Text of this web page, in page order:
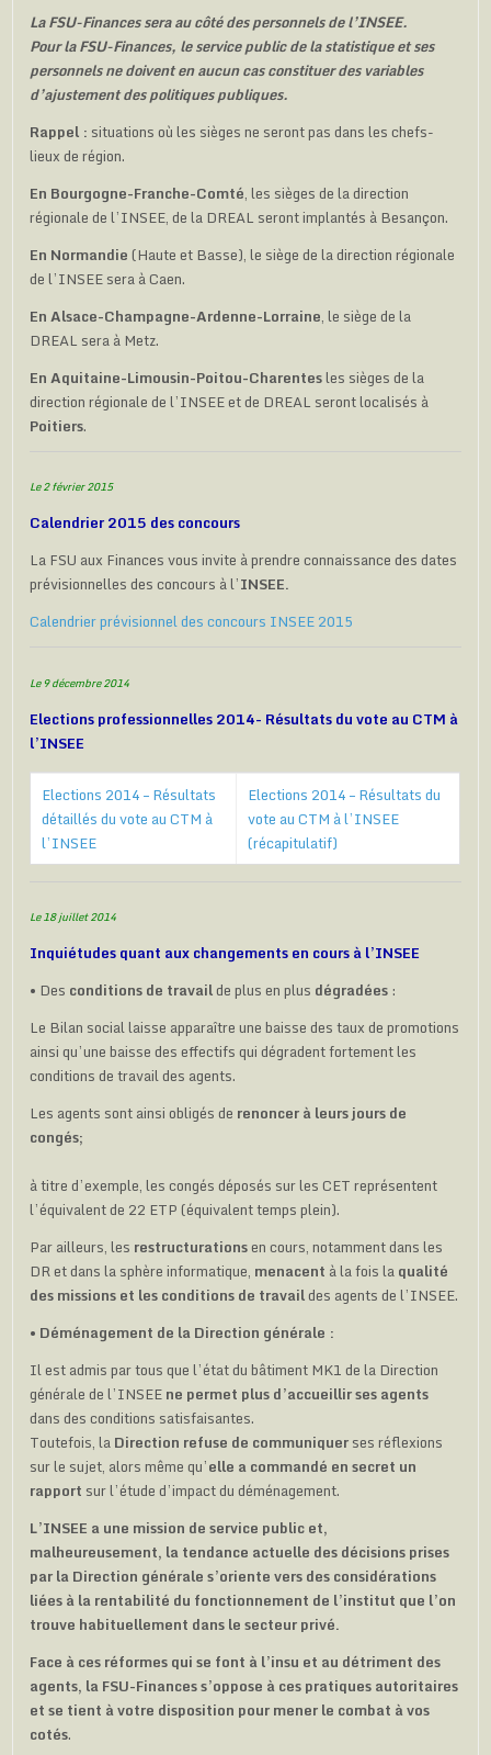
La FSU-Finances sera au côté des personnels de l’INSEE.
Pour la FSU-Finances, le service public de la statistique et ses
personnels ne doivent en aucun cas constituer des variables
d’ajustement des politiques publiques.
Rappel : situations où les sièges ne seront pas dans les chefs-
lieux de région.
En Bourgogne-Franche-Comté, les sièges de la direction
régionale de l’INSEE, de la DREAL seront implantés à Besançon.
En Normandie(Haute et Basse), le siège de la direction régionale
de l’INSEE sera à Caen.
En Alsace-Champagne-Ardenne-Lorraine, le siège de la
DREAL sera à Metz.
En Aquitaine-Limousin-Poitou-Charentesles sièges de la
direction régionale de l’INSEE et de DREAL seront localisés à
Poitiers.
Le 2 février 2015
Calendrier 2015 des concours
La FSU aux Finances vous invite à prendre connaissance des dates
prévisionnelles des concours à l’INSEE.
Calendrier prévisionnel des concours INSEE 2015
Le 9 décembre 2014
Elections professionnelles 2014- Résultats du vote au CTM à
l’INSEE
Elections 2014 – Résultats
détaillés du vote au CTM à
l’INSEE
Elections 2014 – Résultats du
vote au CTM à l’INSEE
(récapitulatif)
Le 18 juillet 2014
Inquiétudes quant aux changements en cours à l’INSEE
• Des conditions de travailde plus en plus dégradées:
Le Bilan social laisse apparaître une baisse des taux de promotions
ainsi qu’une baisse des effectifs qui dégradent fortement les
conditions de travail des agents.
Les agents sont ainsi obligés de renoncer à leurs jours de
congés;
à titre d’exemple, les congés déposés sur les CET représentent
l’équivalent de 22 ETP (équivalent temps plein).
Par ailleurs, les restructurationsen cours, notamment dans les
DR et dans la sphère informatique, menacent à la fois laqualité
des missions et les conditions de travaildes agents de l’INSEE.
• Déménagement de la Direction générale :
Il est admis par tous que l’état du bâtiment MK1 de la Direction
générale de l’INSEEne permet plus d’accueillir ses agents
dans des conditions satisfaisantes.
Toutefois, laDirection refuse de communiquerses réflexions
sur le sujet, alors même qu’elle a commandé en secret un
rapport sur l’étude d’impact du déménagement.
L’INSEE a une mission de service public et,
malheureusement, la tendance actuelle des décisions prises
par la Direction générale s’oriente vers des considérations
liées à la rentabilité du fonctionnement de l’institut que l’on
trouve habituellement dans le secteur privé.
Face à ces réformes qui se font à l’insu et au détriment des
agents, la FSU-Finances s’oppose à ces pratiques autoritaires
et se tient à votre disposition pour mener le combat à vos
cotés.